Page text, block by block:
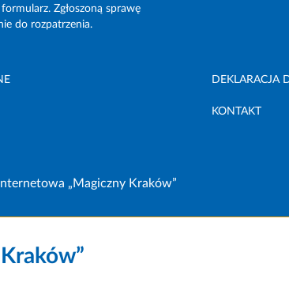
Zgłoszoną sprawę
do rozpatrzenia.
DEKLARACJA
KONTAKT
„Magiczny Kraków”